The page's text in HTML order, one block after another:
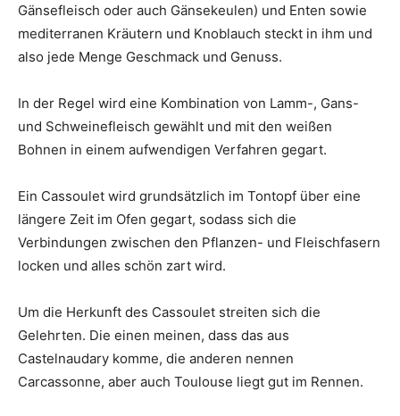
Gänsefleisch oder auch Gänsekeulen) und Enten sowie
mediterranen Kräutern und Knoblauch steckt in ihm und
also jede Menge Geschmack und Genuss.
In der Regel wird eine Kombination von Lamm-, Gans-
und Schweinefleisch gewählt und mit den weißen
Bohnen in einem aufwendigen Verfahren gegart.
Ein Cassoulet wird grundsätzlich im Tontopf über eine
längere Zeit im Ofen gegart, sodass sich die
Verbindungen zwischen den Pflanzen- und Fleischfasern
locken und alles schön zart wird.
Um die Herkunft des Cassoulet streiten sich die
Gelehrten. Die einen meinen, dass das aus
Castelnaudary komme, die anderen nennen
Carcassonne, aber auch Toulouse liegt gut im Rennen.